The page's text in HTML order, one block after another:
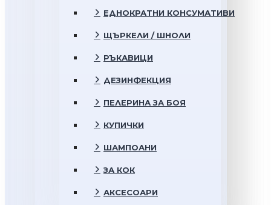
ЕДНОКРАТНИ КОНСУМАТИВИ
ЩЪРКЕЛИ / ШНОЛИ
РЪКАВИЦИ
ДЕЗИНФЕКЦИЯ
ПЕЛЕРИНА ЗА БОЯ
КУПИЧКИ
ШАМПОАНИ
ЗА КОК
АКСЕСОАРИ